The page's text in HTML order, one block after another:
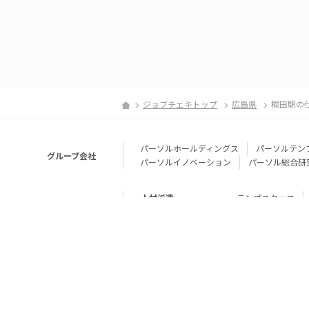
ジョブチェキトップ 広島県 梶田駅の
グループ会社
パーソルホールディングス パーソルテン
パーソルイノベーション
パーソル総合研
人材派遣 テンプスタッフ